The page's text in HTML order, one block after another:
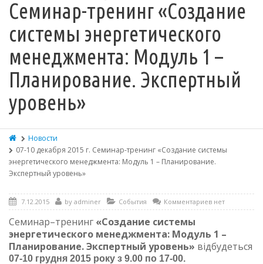
Cеминар-тренинг «Создание
системы энергетического
менеджмента: Модуль 1 –
Планирование. Экспертный
уровень»
Новости
07-10 декабря 2015 г. Cеминар-тренинг «Создание системы
энергетического менеджмента: Модуль 1 – Планирование.
Экспертный уровень»
7.12.2015 by adminer События Комментариев нет
Семинар–тренинг «Создание системы
энергетического менеджмента: Модуль 1 –
Планирование. Экспертный уровень» відбудеться
07-10 грудня 2015 року з 9.00 по 17-00.